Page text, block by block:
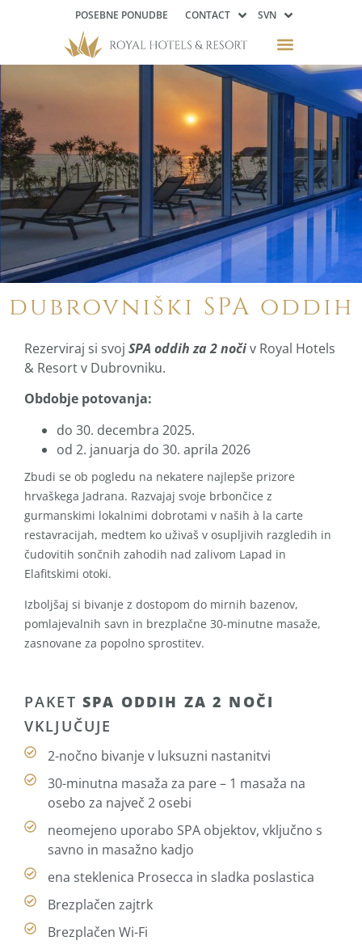
POSEBNE PONUDBE CONTACT SVN
dubrovniški SPA oddih
Rezerviraj si svoj SPA oddih za 2 nočiv Royal Hotels
& Resort v Dubrovniku.
Obdobje potovanja:
do 30. decembra 2025.
od 2. januarja do 30. aprila 2026
Zbudi se ob pogledu na nekatere najlepše prizore
hrvaškega Jadrana. Razvajaj svoje brbončice z
gurmanskimi lokalnimi dobrotami v naših à la carte
restavracijah, medtem ko uživaš v osupljivih razgledih in
čudovitih sončnih zahodih nad zalivom Lapad in
Elafitskimi otoki.
Izboljšaj si bivanje z dostopom do mirnih bazenov,
pomlajevalnih savn in brezplačne 30-minutne masaže,
zasnovane za popolno sprostitev.
PAKET SPA ODDIH ZA 2 NOČI
VKLJUČUJE
2-nočno bivanje v luksuzni nastanitvi
30-minutna masaža za pare – 1 masaža na
osebo za največ 2 osebi
neomejeno uporabo SPA objektov, vključno s
savno in masažno kadjo
ena steklenica Prosecca in sladka poslastica
Brezplačen zajtrk
Brezplačen Wi-Fi